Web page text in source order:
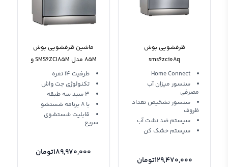
ظرفشویی بوش
sms6zci08q
Home Connect
سنسور میزان آب
مصرفی
سنسور تشخیص تعداد
ظروف
سیستم ضد نشت آب
سیستم خشک کن
129,470,000تومان
ماشین ظرفشویی بوش
85M مدل SMS6ZCI85M و
14 نفرهظرفیت 14 نفره
تکنولوژی جت واش
3 سبد سه طبقه
با 8 برنامه شستشو
قابلیت شستشوی
سریع
189,970,000تومان